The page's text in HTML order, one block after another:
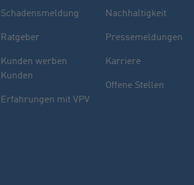
Finden Sie
Sie haben noch Fragen
indivuell beraten lassen.
Schadensmeldung
Ratgeber
Kunden werben
Kunden
Erfahrungen mit VPV
Nachhaltigkeit
Pressemeldungen
Karriere
Offene Stellen